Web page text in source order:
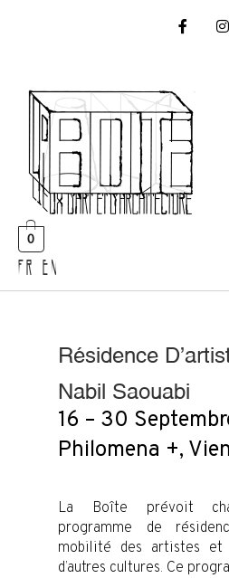
0
FR EN
Résidence
Nabil Saouabi
16 – 30
Philomena +,
La Boîte prévoit
programme de
mobilité des artistes et
d’autres cultures. Ce